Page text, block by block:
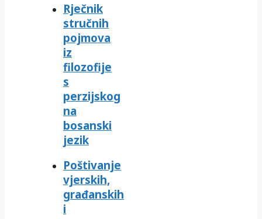
Rječnik
stručnih
pojmova
iz
filozofije
s
perzijskog
na
bosanski
jezik
Poštivanje
vjerskih,
građanskih
i